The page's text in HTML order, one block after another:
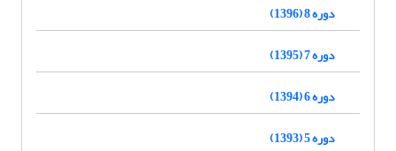
دوره 8 (1396)
دوره 7 (1395)
دوره 6 (1394)
دوره 5 (1393)